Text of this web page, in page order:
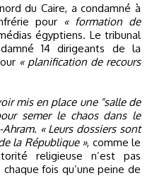
du Caire, a condamné à
pour « formation de
égyptiens. Le tribunal
14 dirigeants de la
« planification de recours
mis en place une "salle de
semer le chaos dans le
Ahram. « Leurs dossiers sont
la République », comme le
religieuse n’est pas
fois qu’une peine de